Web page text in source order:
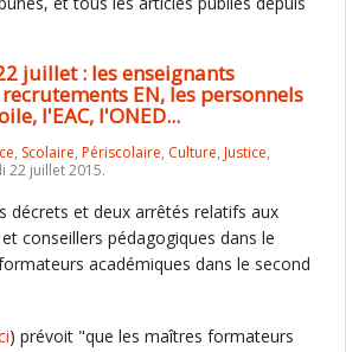
juillet : les enseignants
EN, les personnels
l'EAC, l'ONED...
, Scolaire, Périscolaire, Culture, Justice,
22 juillet 2015.
décrets et deux arrêtés relatifs aux
conseillers pédagogiques dans le
académiques dans le second
) prévoit "que les maîtres formateurs